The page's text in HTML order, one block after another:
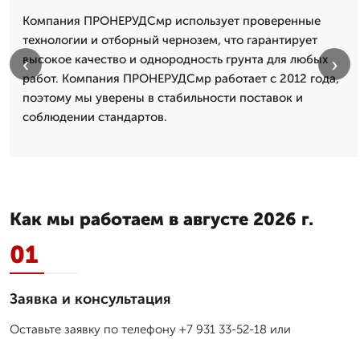
Компания ПРОНЕРУДСмр использует проверенные
технологии и отборный чернозем, что гарантирует
высокое качество и однородность грунта для любых
работ. Компания ПРОНЕРУДСмр работает с 2012 года,
поэтому мы уверены в стабильности поставок и
соблюдении стандартов.
‹ ›
Как мы работаем в августе 2026 г.
01
Заявка и консультация
Оставьте заявку по телефону +7 931 33-52-18 или